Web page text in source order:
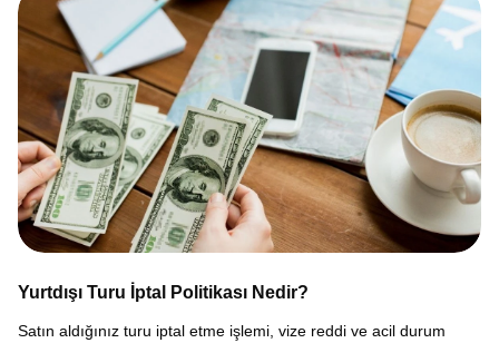
Yurtdışı Turu İptal Politikası Nedir?
Satın aldığınız turu iptal etme işlemi, vize reddi ve acil durum